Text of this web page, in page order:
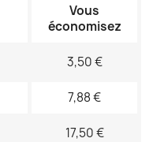
Vous
économisez
3,50 €
7,88 €
17,50 €